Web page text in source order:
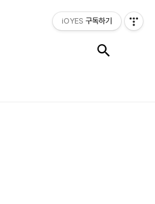
iOYES 구독하기